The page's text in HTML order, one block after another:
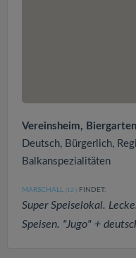
Vereinsheim,
Deutsch, Bürgerlich,
Balkanspezialitäten
MARSCHALL (12 ) FINDET:
Super Speiselokal.
Speisen. "Jugo" +